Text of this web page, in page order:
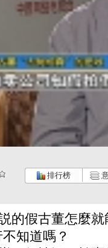
排行榜
假古董怎麼就
知道嗎？